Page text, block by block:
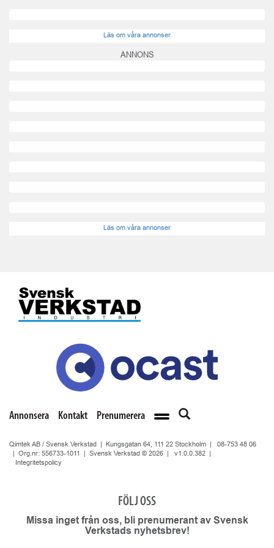
Läs om våra annonser
ANNONS
Läs om våra annonser
Annonsera Kontakt Prenumerera
Qimtek AB / Svensk Verkstad | Kungsgatan 64, 111 22 Stockholm | 08-753 48 06
| Org.nr: 556733-1011 | Svensk Verkstad © 2026 | v1.0.0.382
Integritetspolicy
FÖLJ OSS
Missa inget från oss, bli prenumerant av Svensk
Verkstads nyhetsbrev!